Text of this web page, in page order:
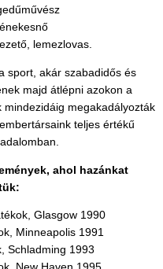
énekesnő
lemezlovas.
sport, akár szabadidős és
majd átlépni azokon a
mindezidáig megakadályozták
teljes értékű
ahol hazánkat
Glasgow 1990
Minneapolis 1991
Schladming 1993